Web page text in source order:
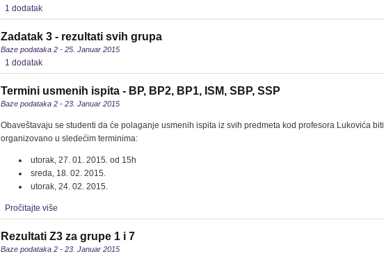
1 dodatak
Zadatak 3 - rezultati svih grupa
Baze podataka 2 - 25. Januar 2015
1 dodatak
Termini usmenih ispita - BP, BP2, BP1, ISM, SBP, SSP
Baze podataka 2 - 23. Januar 2015
Obaveštavaju se studenti da će polaganje usmenih ispita iz svih predmeta kod profesora Lukovića biti
organizovano u sledećim terminima:
utorak, 27. 01. 2015. od 15h
sreda, 18. 02. 2015.
utorak, 24. 02. 2015.
Pročitajte više
Rezultati Z3 za grupe 1 i 7
Baze podataka 2 - 23. Januar 2015